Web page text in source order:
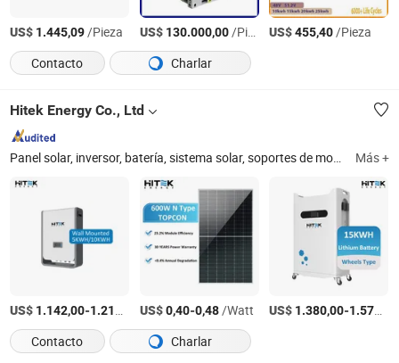
US$ 1.445,09/Pieza US$ 130.000,00/Pieza US$455,40/Pieza
Contacto
Charlar
Hitek Energy Co., Ltd
Panel solar, inversor, batería, sistema solar, soportes de montaje, cable fotovoltaico Más +
US$ 1.142,00-1.211,00 /Pieza
US$0,40-0,48/Watt US$ 1.380,00-1.576,00
Contacto
Charlar